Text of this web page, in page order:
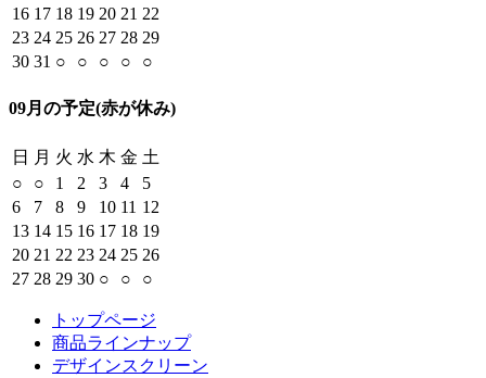
16 17 18 19 20 21 22
23 24 25 26 27 28 29
30 31 ○ ○ ○ ○ ○
09月の予定(赤が休み)
日 月 火 水 木 金 土
○
○ 1 2 3 4
5
6
7 8 9 10 11 12
13 14 15 16 17 18 19
20 21 22 23 24 25 26
27 28 29 30 ○ ○ ○
トップページ
商品ラインナップ
デザインスクリーン